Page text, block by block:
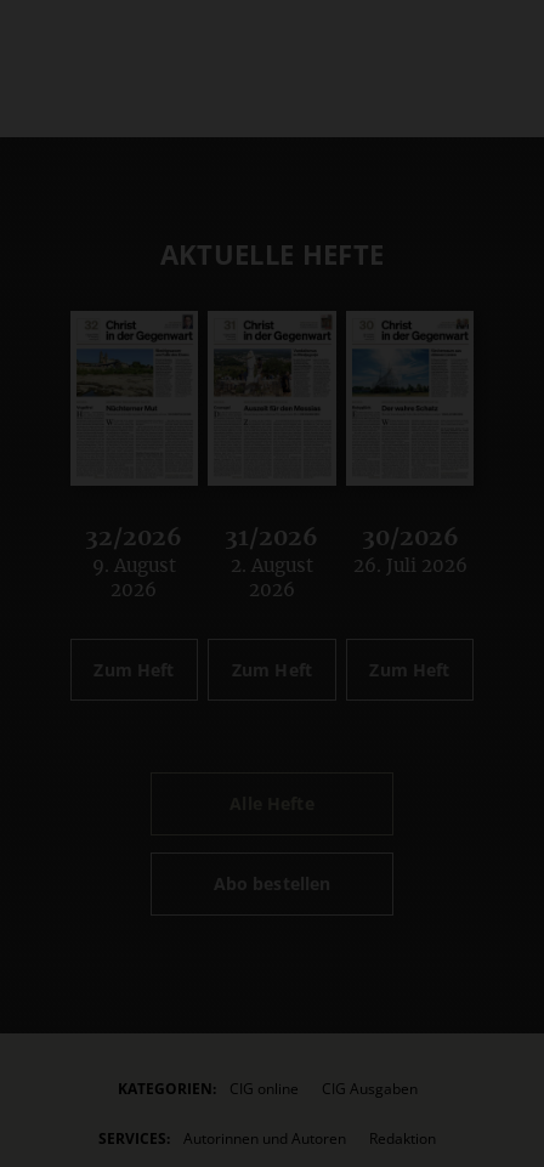
AKTUELLE HEFTE
32/2026
:
9. August
2026
Zum Heft
31/2026
:
2. August
2026
Zum Heft
30/2026
:
26. Juli 2026
Zum Heft
Abo bestellen
KATEGORIEN: CIG online CIG Ausgaben
SERVICES: Autorinnen und Autoren
Redaktion